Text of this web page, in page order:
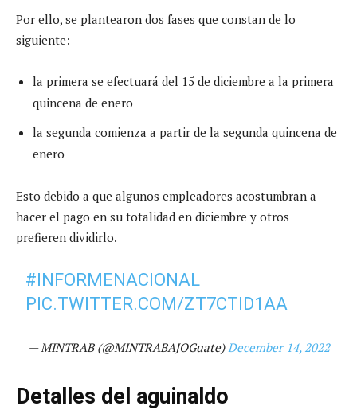
Por ello, se plantearon dos fases que constan de lo
siguiente:
la primera se efectuará del 15 de diciembre a la primera
quincena de enero
la segunda comienza a partir de la segunda quincena de
enero
Esto debido a que algunos empleadores acostumbran a
hacer el pago en su totalidad en diciembre y otros
prefieren dividirlo.
#INFORMENACIONAL
PIC.TWITTER.COM/ZT7CTID1AA
— MINTRAB (@MINTRABAJOGuate) December 14, 2022
Detalles del aguinaldo